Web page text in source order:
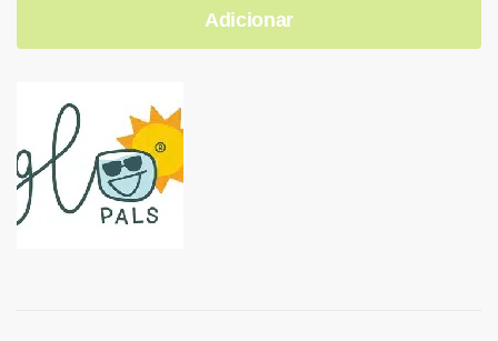
Adicionar